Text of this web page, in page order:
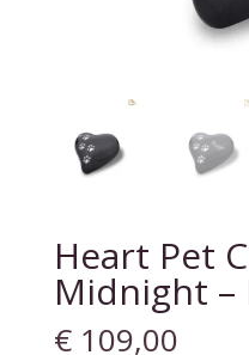
Heart Pet
Midnight –
€109,00